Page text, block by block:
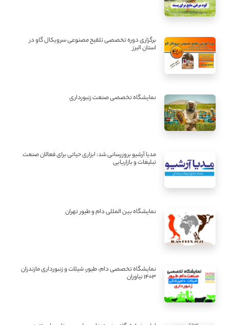
برگزاری دوره تخصصی تلقیح مصنوعی سرویکال گاو در
استان البرز
نمایشگاه تخصصی صنعت زنبورداری
مدیا آرشیو بروزرسانی شد: ابزاری حیاتی برای فعالان صنعت
تبلیغات و بازاریابی
نمایشگاه بین المللی دام و طیور تهران
نمایشگاه تخصصی دام، طیور، شیلات و زنبورداری مازندران
1403 نیاوران